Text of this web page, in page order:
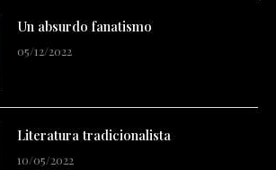
Un absurdo fanatismo
05/12/2022
Literatura tradicionalista
10/05/2022